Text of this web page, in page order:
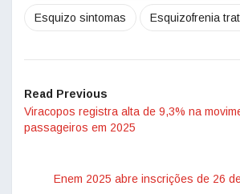
Esquizo sintomas Esquizofrenia
Read Previous
Viracopos registra alta de 9,3% na
passageiros em 2025
Enem 2025 abre inscrições de 26